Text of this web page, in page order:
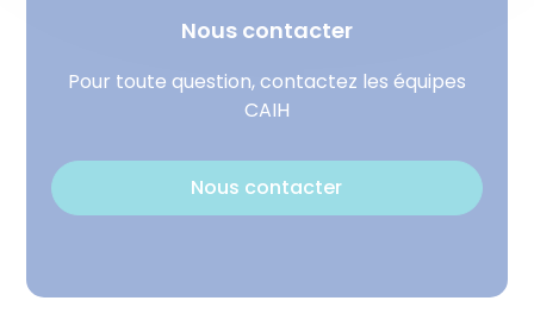
Nous contacter
Pour toute question, contactez les équipes
CAIH
Nous contacter